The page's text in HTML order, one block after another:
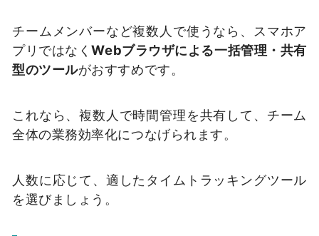
チームメンバーなど複数人で使うなら、スマホア
プリではなくWebブラウザによる一括管理・共有
型のツールがおすすめです。
これなら、複数人で時間管理を共有して、チーム
全体の業務効率化につなげられます。
人数に応じて、適したタイムトラッキングツール
を選びましょう。